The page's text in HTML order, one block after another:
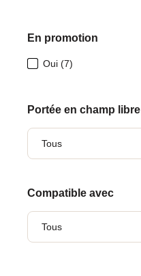
En promotion
Oui (7)
Portée en champ libre
Tous
Compatible avec
Tous